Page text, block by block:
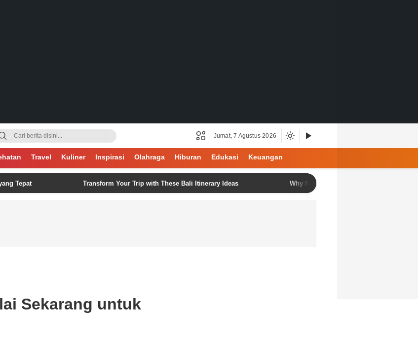
Jumat, 7 Agustus 2026
Travel Kuliner Inspirasi Olahraga Hiburan Edukasi Keuangan
Transform Your Trip with These Bali Itinerary Ideas Why North Bali Is Becoming the Favorite
Sekarang untuk